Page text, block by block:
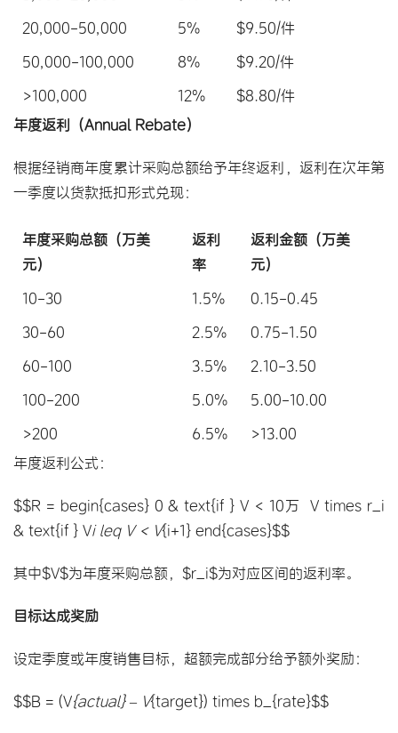
20,000-50,000
5%
$9.50/件
50,000-100,000
8%
$9.20/件
>100,000
12%
$8.80/件
年度返利（Annual Rebate）
根据经销商年度累计采购总额给予年终返利，返利在次年第
一季度以货款抵扣形式兑现：
年度采购总额（万美
元）
返利
率
返利金额（万美
元）
10-30
1.5%
0.15-0.45
30-60
2.5%
0.75-1.50
60-100
3.5%
2.10-3.50
100-200
5.0%
5.00-10.00
>200
6.5%
>13.00
年度返利公式：
$$R = begin{cases} 0 & text{if } V < 10万  V times r_i
& text{if } Vi leq V < V{i+1} end{cases}$$
其中$V$为年度采购总额，$r_i$为对应区间的返利率。
目标达成奖励
设定季度或年度销售目标，超额完成部分给予额外奖励：
$$B = (V{actual} – V{target}) times b_{rate}$$